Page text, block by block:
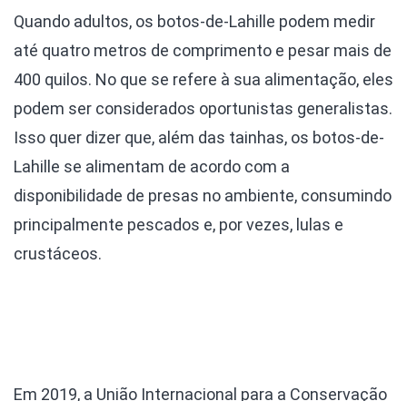
Quando adultos, os botos-de-Lahille podem medir
até quatro metros de comprimento e pesar mais de
400 quilos. No que se refere à sua alimentação, eles
podem ser considerados oportunistas generalistas.
Isso quer dizer que, além das tainhas, os botos-de-
Lahille se alimentam de acordo com a
disponibilidade de presas no ambiente, consumindo
principalmente pescados e, por vezes, lulas e
crustáceos.
Em 2019, a União Internacional para a Conservação